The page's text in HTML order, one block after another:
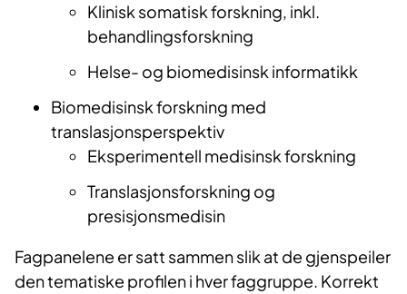
Klinisk somatisk forskning, inkl.
behandlingsforskning
Helse- og biomedisinsk informatikk
Biomedisinsk forskning med
translasjonsperspektiv
Eksperimentell medisinsk forskning
Translasjonsforskning og
presisjonsmedisin
Fagpanelene er satt sammen slik at de gjenspeiler
den tematiske profilen i hver faggruppe. Korrekt